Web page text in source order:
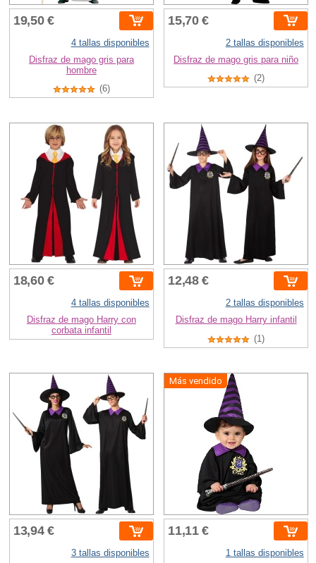
19,50 €
4 tallas disponibles
Disfraz de mago gris para
hombre
(6)
15,70 €
2 tallas disponibles
Disfraz de mago gris para niño
(2)
18,60 €
4 tallas disponibles
Disfraz de mago Harry con
corbata infantil
12,48 €
2 tallas disponibles
Disfraz de mago Harry infantil
(1)
13,94 €
3 tallas disponibles
Más vendido
11,11 €
1 tallas disponibles